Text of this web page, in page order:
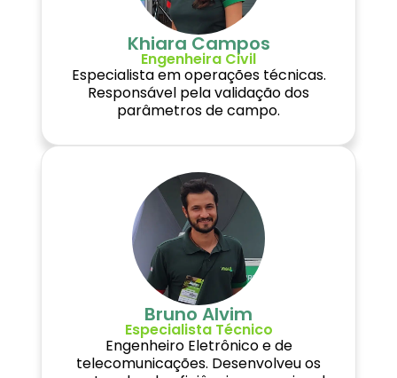
Khiara Campos
Engenheira Civil
Especialista em operações técnicas.
Responsável pela validação dos
parâmetros de campo.
Bruno Alvim
Especialista Técnico
Engenheiro Eletrônico e de
telecomunicações. Desenvolveu os